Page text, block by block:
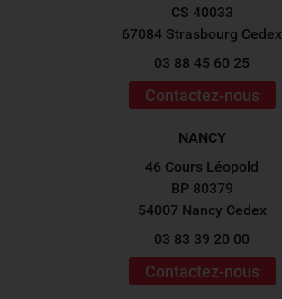
CS 40033
67084 Strasbourg Cedex
03 88 45 60 25
Contactez-nous
NANCY
46 Cours Léopold
BP 80379
54007 Nancy Cedex
03 83 39 20 00
Contactez-nous